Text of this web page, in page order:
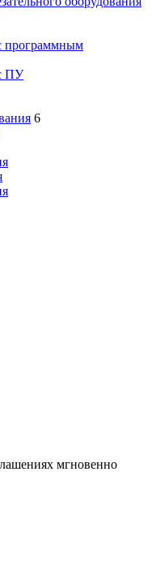
программным
ПУ
6
мгновенно